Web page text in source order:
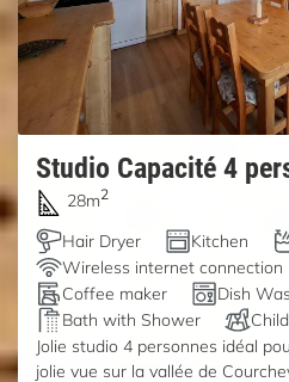
Studio Capacité 4
28m2
Hair Dryer Kitchen
Wireless internet connection
Coffee maker
Dish
Bath with Shower
Jolie studio 4 personnes idéal
jolie vue sur la vallée de